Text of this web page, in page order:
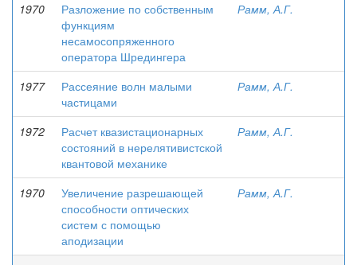
1970
Разложение по собственным
функциям
несамосопряженного
оператора Шредингера
Рамм, А.Г.
1977
Рассеяние волн малыми
частицами
Рамм, А.Г.
1972
Расчет квазистационарных
состояний в нерелятивистской
квантовой механике
Рамм, А.Г.
1970
Увеличение разрешающей
способности оптических
систем с помощью
аподизации
Рамм, А.Г.